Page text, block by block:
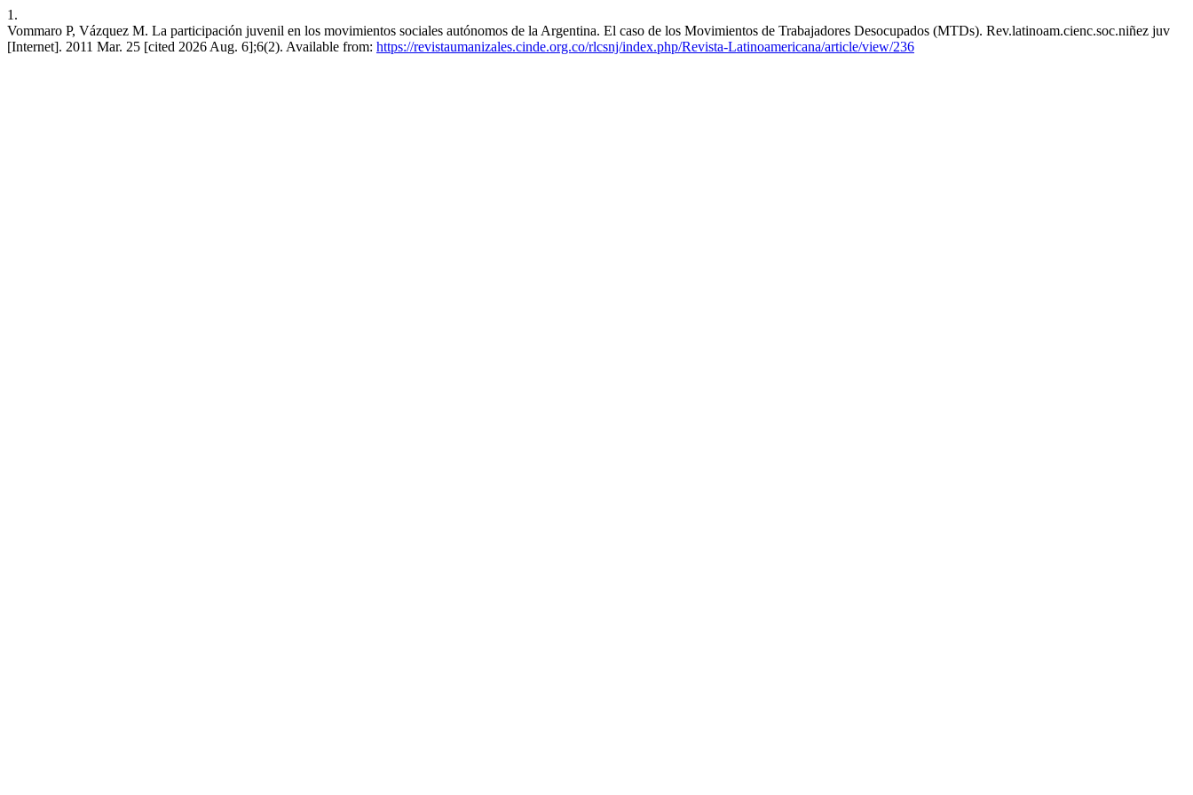
1.
Vommaro P, Vázquez M. La participación juvenil en los movimientos sociales autónomos de la Argentina. El caso de los Movimientos de Trabajadores Desocupados (MTDs). Rev.latinoam.cienc.soc.niñez juv
[Internet]. 2011 Mar. 25 [cited 2026 Aug. 6];6(2). Available from: https://revistaumanizales.cinde.org.co/rlcsnj/index.php/Revista-Latinoamericana/article/view/236